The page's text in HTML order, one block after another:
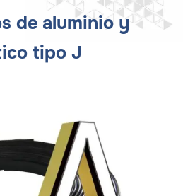
de aluminio y
tipo J